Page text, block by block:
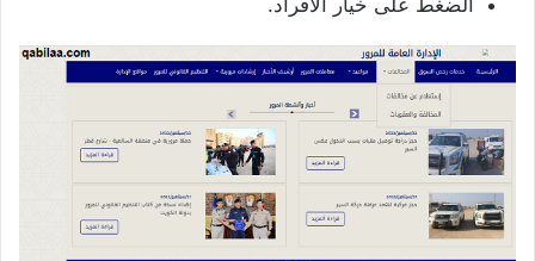
الضغط على خيار الأفراد.